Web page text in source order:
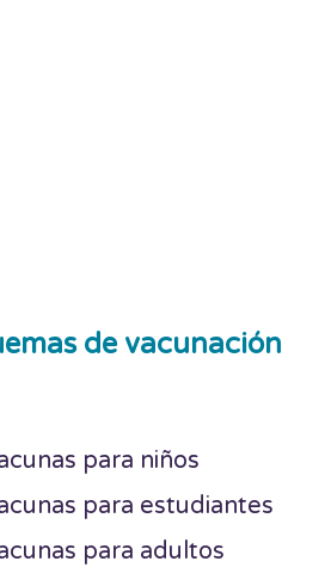
de vacunación
para niños
para estudiantes
para adultos